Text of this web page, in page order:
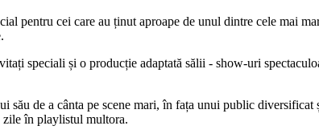
pentru cei care au ținut aproape de unul dintre cele mai
speciali și o producție adaptată sălii - show-uri
de a cânta pe scene mari, în fața unui public diversificat
zile în playlistul multora.